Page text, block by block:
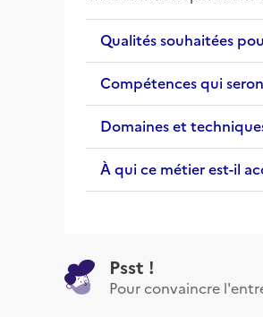
Qualités souhaitées
Compétences qui
Domaines et
À qui ce métier est-il
Psst !
Pour convaincre